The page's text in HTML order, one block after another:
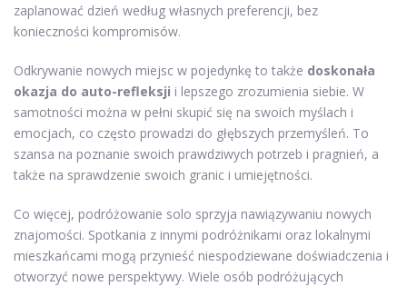
zaplanować dzień według własnych preferencji, bez
konieczności kompromisów.
Odkrywanie nowych miejsc w pojedynkę to także doskonała
okazja do auto-refleksji i lepszego zrozumienia siebie. W
samotności można w pełni skupić się na swoich myślach i
emocjach, co często prowadzi do głębszych przemyśleń. To
szansa na poznanie swoich prawdziwych potrzeb i pragnień, a
także na sprawdzenie swoich granic i umiejętności.
Co więcej, podróżowanie solo sprzyja nawiązywaniu nowych
znajomości. Spotkania z innymi podróżnikami oraz lokalnymi
mieszkańcami mogą przynieść niespodziewane doświadczenia i
otworzyć nowe perspektywy. Wiele osób podróżujących